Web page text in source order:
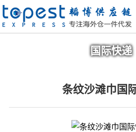
国际快递
条纹沙滩巾国